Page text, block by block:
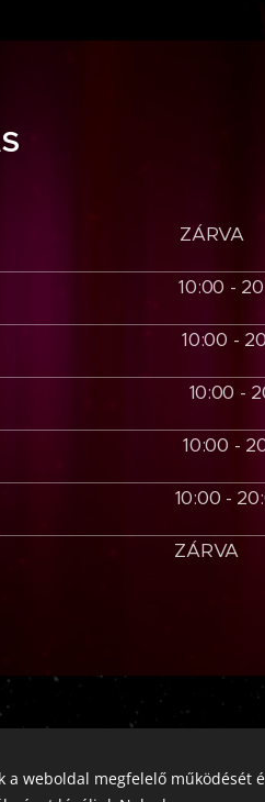
ZÁRVA
10:00 -
10:00 -
10:00 -
10:00 -
10:00 -
ZÁRVA
a weboldal megfelelő működését